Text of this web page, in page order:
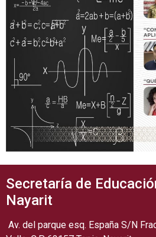
Secretaría de
Nayarit
Av. del parque esq. España S/N